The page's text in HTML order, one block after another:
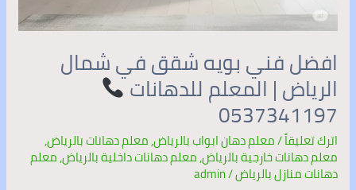
افضل فني بويه شقق في شمال
الرياض | المعلم للدهانات
0537341197
اترك تعليقاً/معلم دهان ابواب بالرياض,معلم دهانات بالرياض,
معلم دهانات خارجية بالرياض,معلم دهانات داخلية بالرياض,معلم
دهانات منازل بالرياض/
admin